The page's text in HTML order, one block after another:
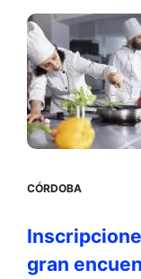
CÓRDOBA
gran